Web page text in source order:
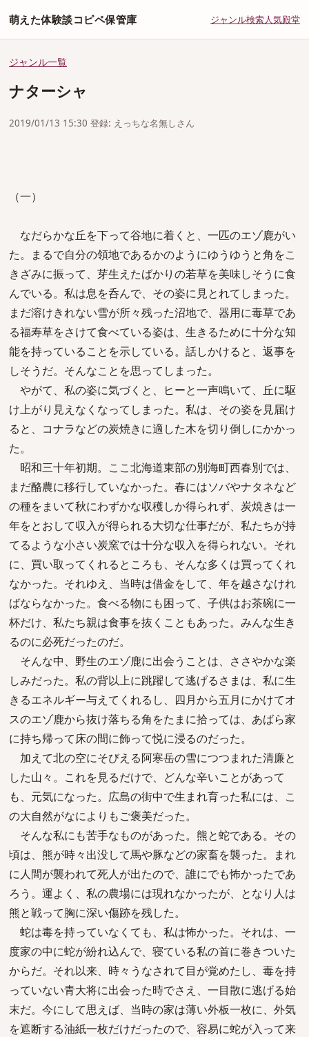
萌えた体験談コピペ保管庫 ジャンル検索人気殿堂
ジャンル一覧
ナターシャ
2019/01/13 15:30 登録: えっちな名無しさん
（一）
なだらかな丘を下って谷地に着くと、一匹のエゾ鹿がい
た。まるで自分の領地であるかのようにゆうゆうと角をこ
きざみに振って、芽生えたばかりの若草を美味しそうに食
んでいる。私は息を呑んで、その姿に見とれてしまった。
まだ溶けきれない雪が所々残った沼地で、器用に毒草であ
る福寿草をさけて食べている姿は、生きるために十分な知
能を持っていることを示している。話しかけると、返事を
しそうだ。そんなことを思ってしまった。
やがて、私の姿に気づくと、ヒーと一声鳴いて、丘に駆
け上がり見えなくなってしまった。私は、その姿を見届け
ると、コナラなどの炭焼きに適した木を切り倒しにかかっ
た。
昭和三十年初期。ここ北海道東部の別海町西春別では、
まだ酪農に移行していなかった。春にはソバやナタネなど
の種をまいて秋にわずかな収穫しか得られず、炭焼きは一
年をとおして収入が得られる大切な仕事だが、私たちが持
てるような小さい炭窯では十分な収入を得られない。それ
に、買い取ってくれるところも、そんな多くは買ってくれ
なかった。それゆえ、当時は借金をして、年を越さなけれ
ばならなかった。食べる物にも困って、子供はお茶碗に一
杯だけ、私たち親は食事を抜くこともあった。みんな生き
るのに必死だったのだ。
そんな中、野生のエゾ鹿に出会うことは、ささやかな楽
しみだった。私の背以上に跳躍して逃げるさまは、私に生
きるエネルギー与えてくれるし、四月から五月にかけてオ
スのエゾ鹿から抜け落ちる角をたまに拾っては、あばら家
に持ち帰って床の間に飾って悦に浸るのだった。
加えて北の空にそびえる阿寒岳の雪につつまれた清廉と
した山々。これを見るだけで、どんな辛いことがあって
も、元気になった。広島の街中で生まれ育った私には、こ
の大自然がなによりもご褒美だった。
そんな私にも苦手なものがあった。熊と蛇である。その
頃は、熊が時々出没して馬や豚などの家畜を襲った。まれ
に人間が襲われて死人が出たので、誰にでも怖かったであ
ろう。運よく、私の農場には現れなかったが、となり人は
熊と戦って胸に深い傷跡を残した。
蛇は毒を持っていなくても、私は怖かった。それは、一
度家の中に蛇が紛れ込んで、寝ている私の首に巻きついた
からだ。それ以来、時々うなされて目が覚めたし、毒を持
っていない青大将に出会った時でさえ、一目散に逃げる始
末だ。今にして思えば、当時の家は薄い外板一枚に、外気
を遮断する油紙一枚だけだったので、容易に蛇が入って来